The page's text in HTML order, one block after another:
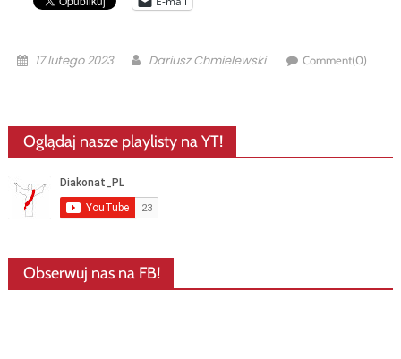
Posted
17 lutego 2023 Author
Dariusz Chmielewski Comment(0)
Oglądaj nasze playlisty na YT!
Obserwuj nas na FB!